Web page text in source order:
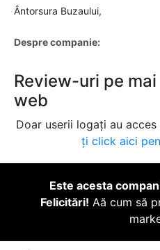
Ântorsura Buzaului,
Despre companie:
Review-uri pe
web
Doar userii logați au
ți click aici
Este acesta
Felicitări! Aă cum să